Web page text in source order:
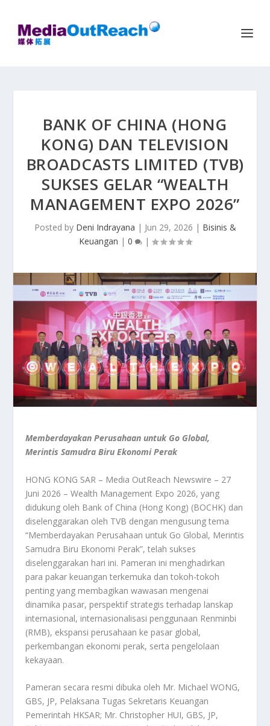
BANK OF CHINA (HONG
KONG) DAN TELEVISION
BROADCASTS LIMITED (TVB)
SUKSES GELAR “WEALTH
MANAGEMENT EXPO 2026”
Posted by Deni Indrayana | Jun 29, 2026 | Bisinis &
Keuangan | 0 |
Memberdayakan Perusahaan untuk Go Global,
Merintis Samudra Biru Ekonomi Perak
HONG KONG SAR – Media OutReach Newswire – 27
Juni 2026 – Wealth Management Expo 2026, yang
didukung oleh Bank of China (Hong Kong) (BOCHK) dan
diselenggarakan oleh TVB dengan mengusung tema
“Memberdayakan Perusahaan untuk Go Global, Merintis
Samudra Biru Ekonomi Perak”, telah sukses
diselenggarakan hari ini. Pameran ini menghadirkan
para pakar keuangan terkemuka dan tokoh-tokoh
penting yang membagikan wawasan mengenai
dinamika pasar, perspektif strategis terhadap lanskap
internasional, internasionalisasi penggunaan Renminbi
(RMB), ekspansi perusahaan ke pasar global,
perkembangan ekonomi perak, serta pengelolaan
kekayaan.
Pameran secara resmi dibuka oleh Mr. Michael WONG,
GBS, JP, Pelaksana Tugas Sekretaris Keuangan
Pemerintah HKSAR; Mr. Christopher HUI, GBS, JP,